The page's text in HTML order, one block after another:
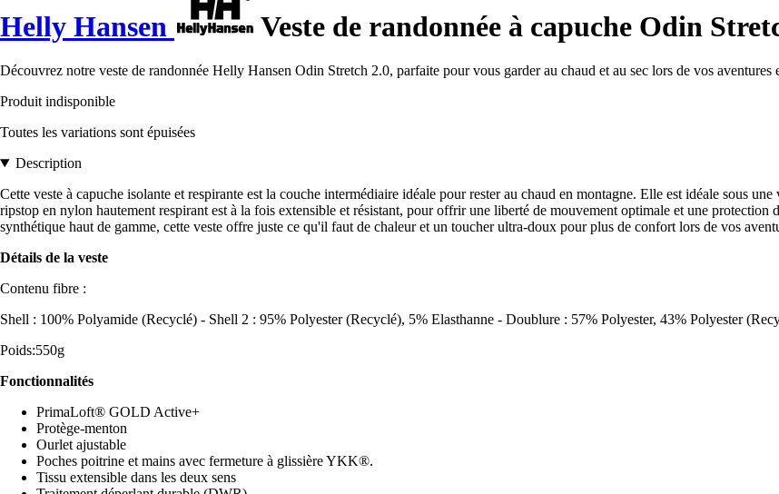
Helly Hansen Veste de randonnée à capuche Odin
Découvrez notre veste de randonnée Helly Hansen Odin Stretch 2.0, parfaite pour vous garder au chaud et au sec lors de vos aventures
Produit indisponible
Toutes les variations sont épuisées
Description
Cette veste à capuche isolante et respirante est la couche intermédiaire idéale pour rester au chaud en montagne. Elle est idéale sous
ripstop en nylon hautement respirant est à la fois extensible et résistant, pour offrir une liberté de mouvement optimale et une
synthétique haut de gamme, cette veste offre juste ce qu'il faut de chaleur et un toucher ultra-doux pour plus de confort lors de vos
Détails de la veste
Contenu fibre :
Shell : 100% Polyamide (Recyclé) - Shell 2 : 95% Polyester (Recyclé), 5% Elasthanne - Doublure : 57% Polyester, 43% Polyester
Poids:550g
Fonctionnalités
PrimaLoft® GOLD Active+
Protège-menton
Ourlet ajustable
Poches poitrine et mains avec fermeture à glissière YKK®.
Tissu extensible dans les deux sens